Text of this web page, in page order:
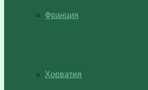
Франция
Хорватия